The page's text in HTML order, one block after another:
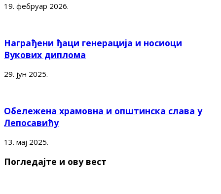
19. фебруар 2026.
Награђени ђаци генерација и носиоци
Вукових диплома
29. јун 2025.
Обележена храмовна и општинска слава у
Лепосавићу
13. мај 2025.
Погледајте и ову вест